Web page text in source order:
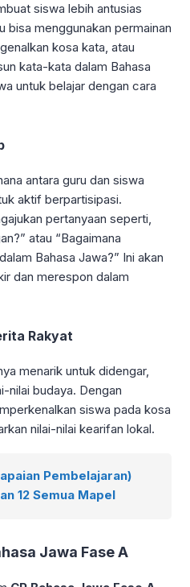
siswa lebih antusias
bisa menggunakan permainan
kosa kata, atau
kata-kata dalam Bahasa
untuk belajar dengan cara
antara guru dan siswa
aktif berpartisipasi.
pertanyaan seperti,
atau “Bagaimana
Bahasa Jawa?” Ini akan
dan merespon dalam
Rakyat
menarik untuk didengar,
nilai budaya. Dengan
siswa pada kosa
nilai-nilai kearifan lokal.
Pembelajaran)
12 Semua Mapel
Jawa Fase A